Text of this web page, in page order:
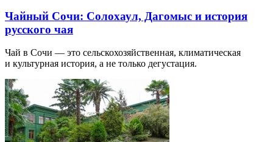
Чайный Сочи: Солохаул, Дагомыс и история
русского чая
Чай в Сочи — это сельскохозяйственная, климатическая
и культурная история, а не только дегустация.